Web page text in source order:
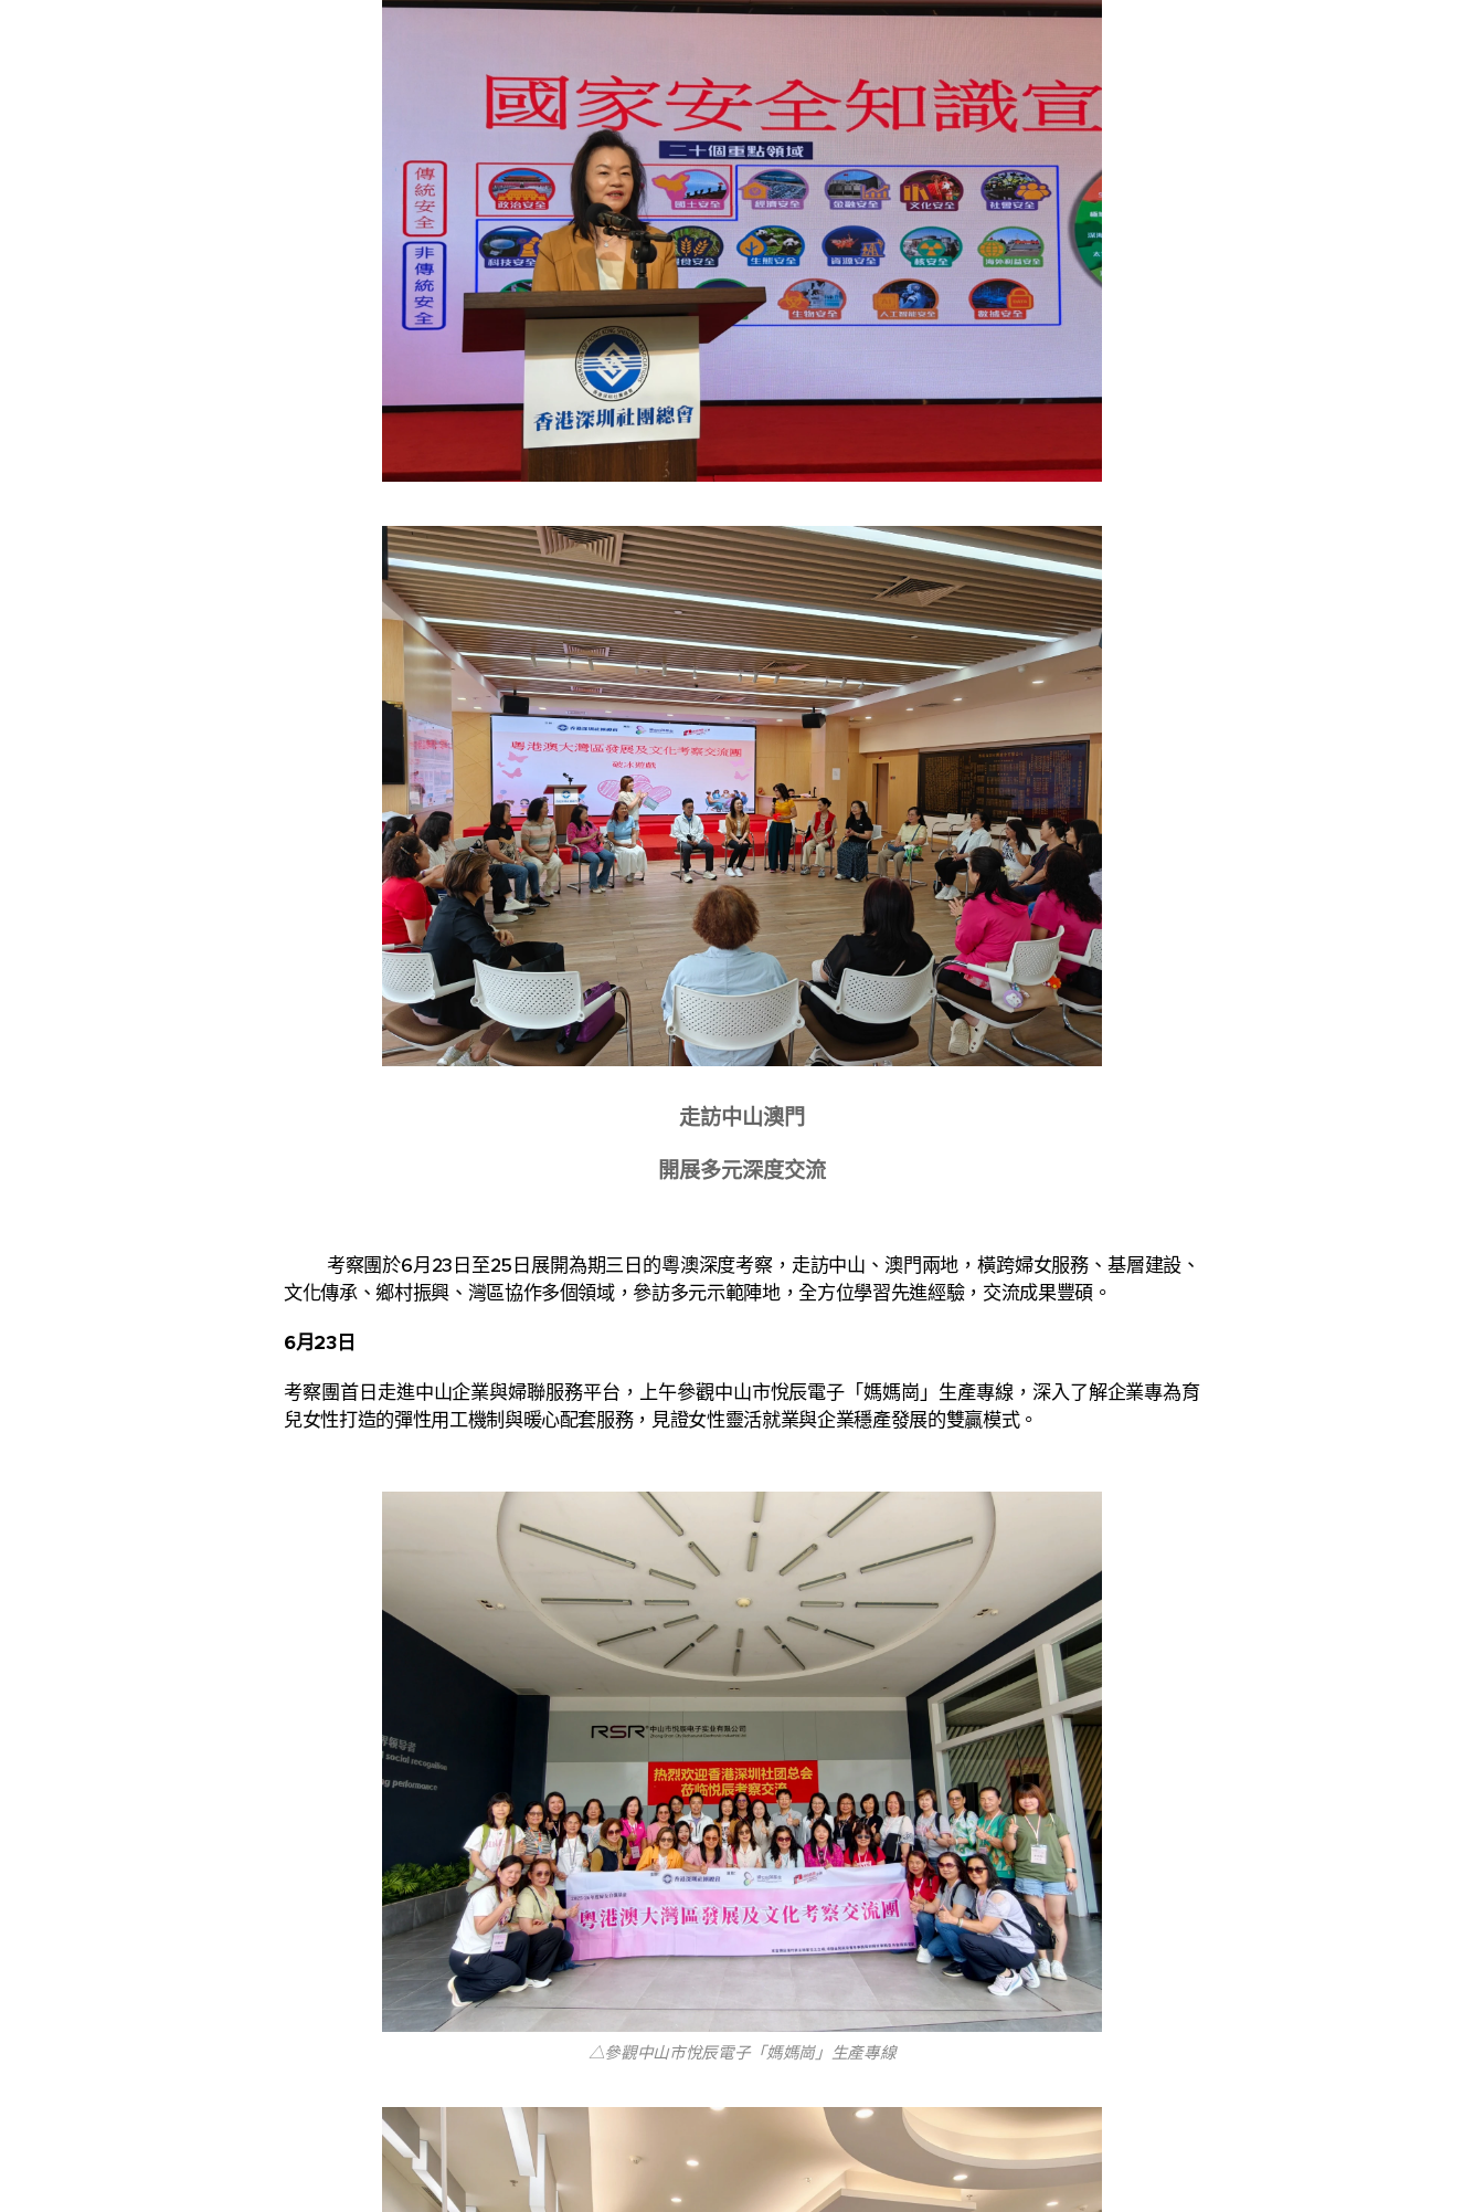
走訪中山澳門
開展多元深度交流
考察團於6月23日至25日展開為期三日的粵澳深度考察，走訪中山、澳門兩地，橫跨婦女服務、基層建設、
文化傳承、鄉村振興、灣區協作多個領域，參訪多元示範陣地，全方位學習先進經驗，交流成果豐碩。
6月23日
考察團首日走進中山企業與婦聯服務平台，上午參觀中山市悅辰電子「媽媽崗」生產專線，深入了解企業專為育
兒女性打造的彈性用工機制與暖心配套服務，見證女性靈活就業與企業穩產發展的雙贏模式。
△參觀中山市悅辰電子「媽媽崗」生產專線